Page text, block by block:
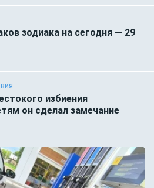
зодиака на сегодня — 29
избиения
он сделал замечание